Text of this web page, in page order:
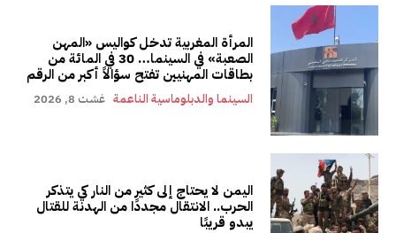
المرأة المغربية تدخل كواليس «المهن
الصعبة» في السينما… 30 في المائة من
بطاقات المهنيين تفتح سؤالاً أكبر من الرقم
السينما والدبلوماسية الناعمة غشت 8, 2026
اليمن لا يحتاج إلى كثير من النار كي يتذكر
الحرب.. الانتقال مجددًا من الهدنة للقتال
يبدو قريبًا